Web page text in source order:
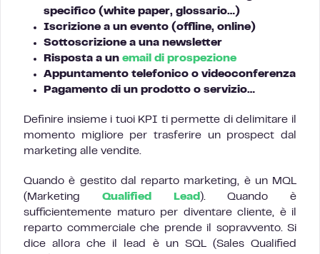
specifico (white paper, glossario…)
Iscrizione a un evento (offline, online)
Sottoscrizione a una newsletter
Risposta a un email di prospezione
Appuntamento telefonico o videoconferenza
Pagamento di un prodotto o servizio…
Definire insieme i tuoi KPI ti permette di delimitare il
momento migliore per trasferire un prospect dal
marketing alle vendite.
Quando è gestito dal reparto marketing, è un MQL
(Marketing Qualified Lead ). Quando è
sufficientemente maturo per diventare cliente, è il
reparto commerciale che prende il sopravvento. Si
dice allora che il lead è un SQL (Sales Qualified